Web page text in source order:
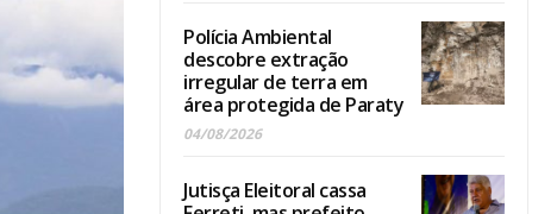
Polícia Ambiental
descobre extração
irregular de terra em
área protegida de Paraty
04/08/2026
Jutisça Eleitoral cassa